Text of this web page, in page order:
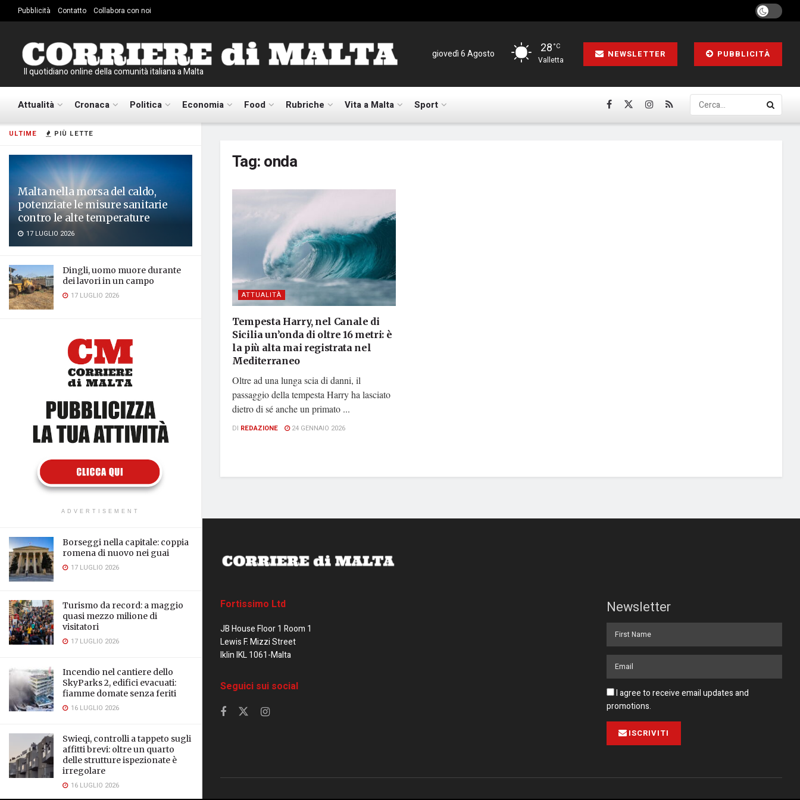
ULTIME PIÙ LETTE
Malta nella morsa del caldo,
potenziate le misure sanitarie
contro le alte temperature
17 LUGLIO 2026
Dingli, uomo muore durante
dei lavori in un campo
17 LUGLIO 2026
ADVERTISEMENT
Borseggi nella capitale: coppia
romena di nuovo nei guai
17 LUGLIO 2026
Turismo da record: a maggio
quasi mezzo milione di
visitatori
17 LUGLIO 2026
Incendio nel cantiere dello
SkyParks 2, edifici evacuati:
fiamme domate senza feriti
16 LUGLIO 2026
Swieqi, controlli a tappeto sugli
affitti brevi: oltre un quarto
delle strutture ispezionate è
irregolare
16 LUGLIO 2026
Pubblicità Contatto Collabora con noi
Il quotidiano online della comunità italiana a Malta
giovedì 6 Agosto 28°C
Valletta
NEWSLETTER PUBBLICITÀ
Attualità Cronaca Politica Economia Food Rubriche Vita a Malta Sport
Tag:onda
ATTUALITÀ
Tempesta Harry, nel Canale di
Sicilia un’onda di oltre 16 metri: è
la più alta mai registrata nel
Mediterraneo
Oltre ad una lunga scia di danni, il
passaggio della tempesta Harry ha lasciato
dietro di sé anche un primato ...
DI REDAZIONE 24 GENNAIO 2026
Fortissimo Ltd
JB House Floor 1 Room 1
Lewis F. Mizzi Street
Iklin IKL 1061-Malta
Seguici sui social
Newsletter
I agree to receive email updates and
promotions.
ISCRIVITI